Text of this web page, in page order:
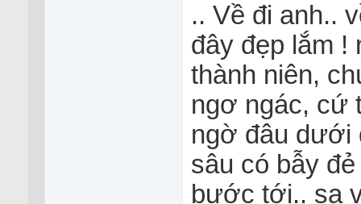
.. Về đi anh..
đây đẹp lắm !
thành niên,
ngơ ngác, cứ
ngờ đâu dưới
sâu có bẫy
bước tới.. sa